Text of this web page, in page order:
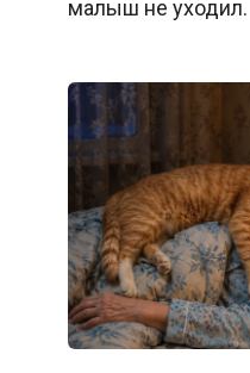
малыш не уходил.